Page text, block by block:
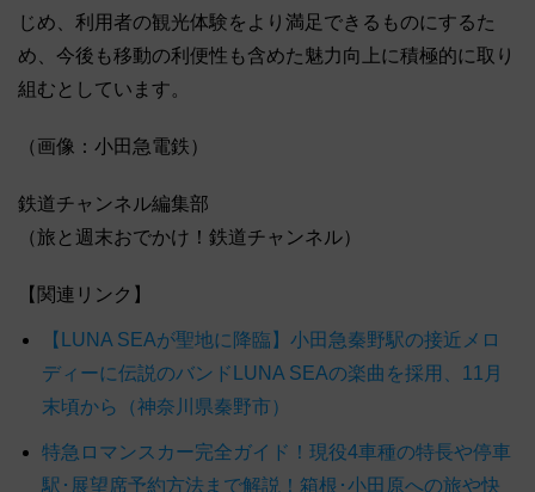
じめ、利用者の観光体験をより満足できるものにするた
め、今後も移動の利便性も含めた魅力向上に積極的に取り
組むとしています。
（画像：小田急電鉄）
鉄道チャンネル編集部
（旅と週末おでかけ！鉄道チャンネル）
【関連リンク】
【LUNA SEAが聖地に降臨】小田急秦野駅の接近メロ
ディーに伝説のバンドLUNA SEAの楽曲を採用、11月
末頃から（神奈川県秦野市）
特急ロマンスカー完全ガイド！現役4車種の特長や停車
駅･展望席予約方法まで解説！箱根･小田原への旅や快